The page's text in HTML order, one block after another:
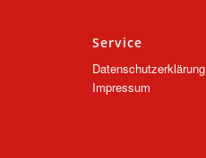
Service
Datenschutzerklärung
Impressum